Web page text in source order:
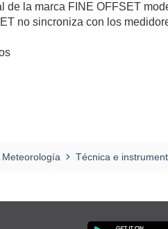
de la marca FINE OFFSET
no sincroniza con los
Técnica e